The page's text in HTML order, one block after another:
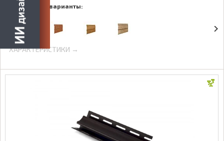
Доступные варианты:
ХАРАКТЕРИСТИКИ →